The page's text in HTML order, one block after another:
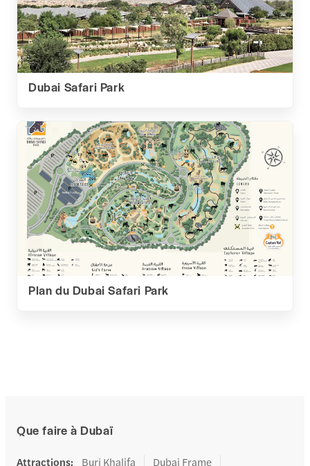
Dubai Safari Park
Plan du Dubai Safari Park
Que faire à Dubaï
Attractions: Burj Khalifa
Dubai Frame